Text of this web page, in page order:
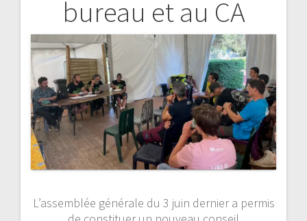
bureau et au CA
L’assemblée générale du 3 juin dernier a permis
l’article